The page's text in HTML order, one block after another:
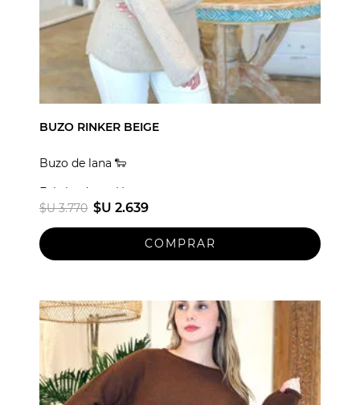
BUZO RINKER BEIGE
Buzo de lana 🐑
Fabricado en Uruguay
$U 3.770 $U 2.639